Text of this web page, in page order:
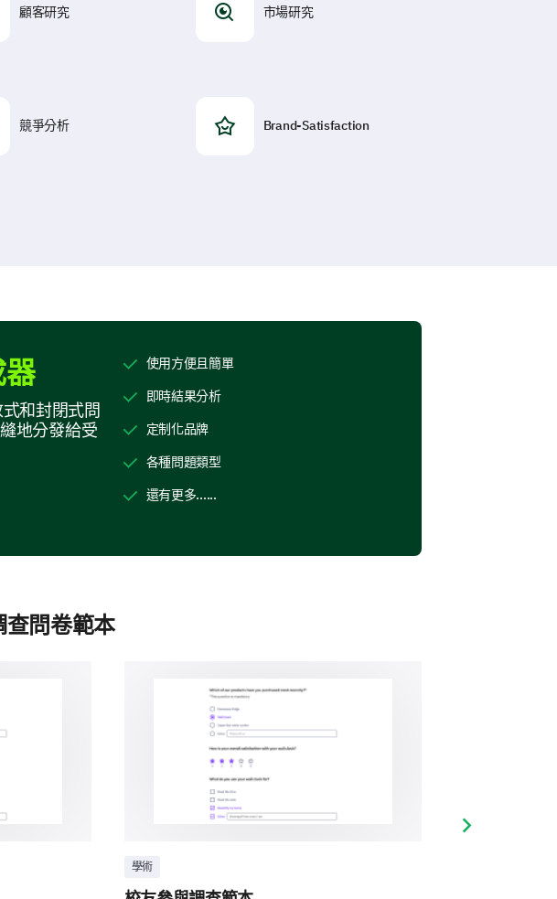
顧客研究 市場研究
競爭分析 Brand-Satisfaction
和封閉式問
地分發給受
使用方便且簡單
即時結果分析
定制化品牌
各種問題類型
還有更多......
問卷範本
學術
Next slide